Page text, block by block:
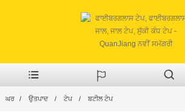
ਘਰ ਉਤਪਾਦ ਟੇਪ ਬਟੀਲ ਟੇਪ